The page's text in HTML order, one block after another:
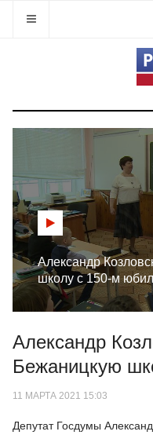
Александр
школу с 150-м
Александр
Бежаницкую
11 МАРТА 2021 15:03
Депутат Госдумы